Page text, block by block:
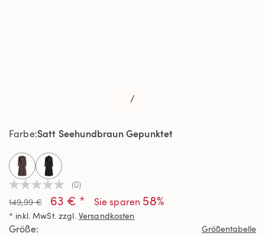
/
Kein
Beurteilungswert
Link
auf
derselben
(0)
149,99 € 63 € * Sie sparen 58%
* inkl. MwSt. zzgl. Versandkosten
Farbe Satt Seehundbraun Gepunktet
selected
Größe Größentabelle